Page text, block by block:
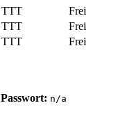
TTT
Frei
TTT
Frei
TTT Frei
Passwort: n/a